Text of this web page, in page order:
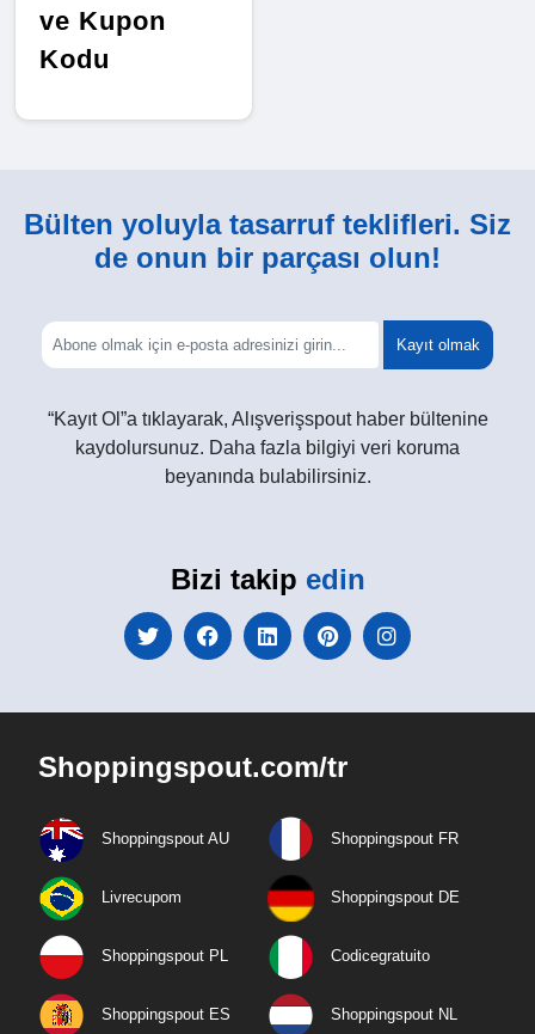
ve Kupon
Kodu
Bülten yoluyla tasarruf teklifleri. Siz
de onun bir parçası olun!
Kayıt olmak
“Kayıt Ol”a tıklayarak, Alışverişspout haber bültenine
kaydolursunuz. Daha fazla bilgiyi veri koruma
beyanında bulabilirsiniz.
Bizi takip edin
Shoppingspout.com/tr
Shoppingspout AU Shoppingspout FR
Livrecupom Shoppingspout DE
Shoppingspout PL Codicegratuito
Shoppingspout ES Shoppingspout NL